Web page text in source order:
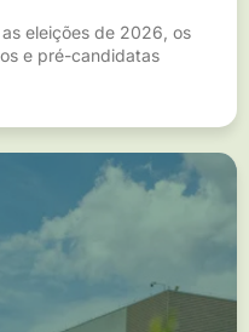
eleições de 2026, os
e pré-candidatas